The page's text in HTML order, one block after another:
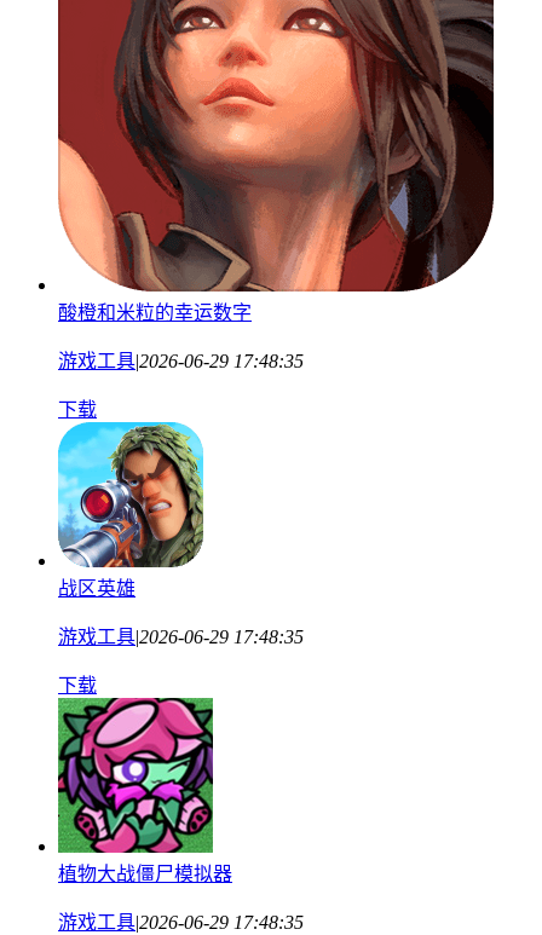
酸橙和米粒的幸运数字
游戏工具|2026-06-29 17:48:35
下载
战区英雄
游戏工具|2026-06-29 17:48:35
下载
植物大战僵尸模拟器
游戏工具|2026-06-29 17:48:35